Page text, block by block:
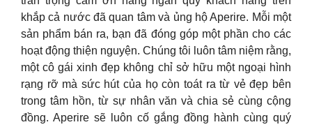
khắp cả nước đã quan tâm và ủng hộ Aperire. Mỗi một
sản phẩm bán ra, bạn đã đóng góp một phần cho các
hoạt động thiện nguyện. Chúng tôi luôn tâm niệm rằng,
một cô gái xinh đẹp không chỉ sở hữu một ngoại hình
rạng rỡ mà sức hút của họ còn toát ra từ vẻ đẹp bên
trong tâm hồn, từ sự nhân văn và chia sẻ cùng cộng
đồng. Aperire sẽ luôn cố gắng đồng hành cùng quý